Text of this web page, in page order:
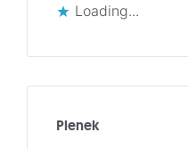
Loading...
Plenek